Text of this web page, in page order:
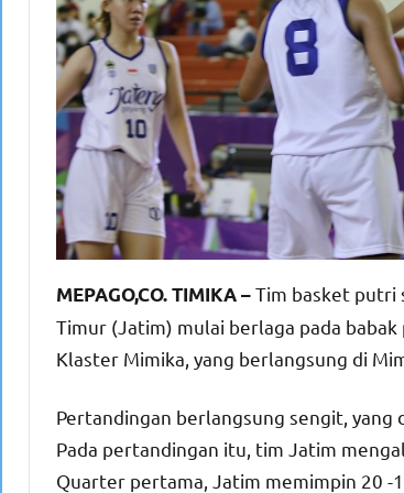
MEPAGO,CO. TIMIKA –Tim basket putri
Timur (Jatim) mulai berlaga pada babak
Klaster Mimika, yang berlangsung di
Pertandingan berlangsung sengit, yang
Pada pertandingan itu, tim Jatim
Quarter pertama, Jatim memimpin 20 -